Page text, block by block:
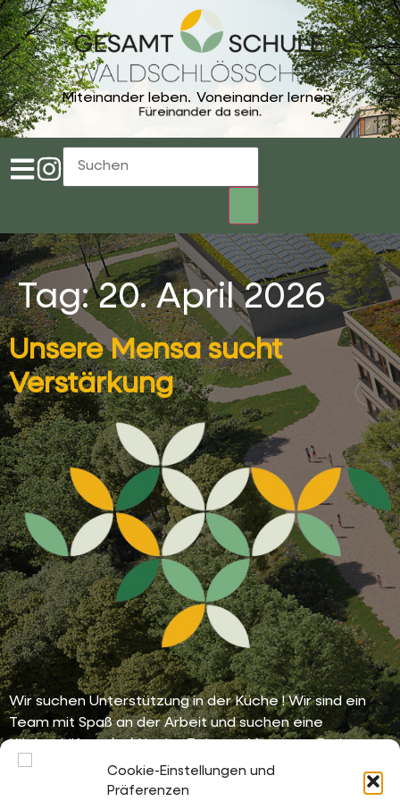
Cookie-Einstellungen und
Präferenzen
Miteinander leben. Voneinander lernen.
Füreinander da sein.
Tag:20. April 2026
Unsere Mensa sucht
Verstärkung
Wir suchen Unterstützung in der Küche ! Wir sind ein
Team mit Spaß an der Arbeit und suchen eine
Küchenhilfe m/w/d in der Zeit von Montag – Freitag
von 12.00 – 15.00 Uhr . Des Weiteren suchen wir einen
Koch m/w/d . Arbeitszeit Montag – Freitag von 06.00 –